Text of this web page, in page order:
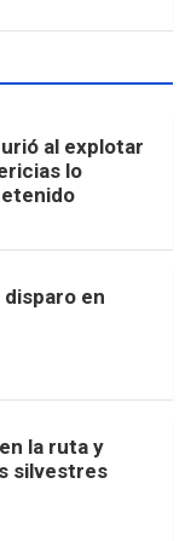
al explotar
lo
en
la ruta y
silvestres